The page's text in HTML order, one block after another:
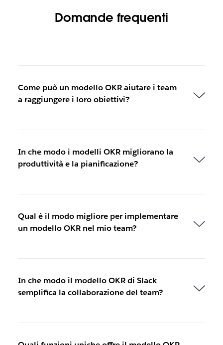
Domande frequenti
Come può un modello OKR aiutare i team
a raggiungere i loro obiettivi?
In che modo i modelli OKR migliorano la
produttività e la pianificazione?
Qual è il modo migliore per implementare
un modello OKR nel mio team?
In che modo il modello OKR di Slack
semplifica la collaborazione del team?